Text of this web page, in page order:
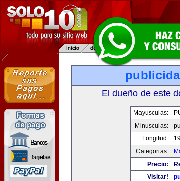
El dueño de este
Mayusculas:
Minusculas:
Longitud:
Categorias:
Precio:
Visitar!